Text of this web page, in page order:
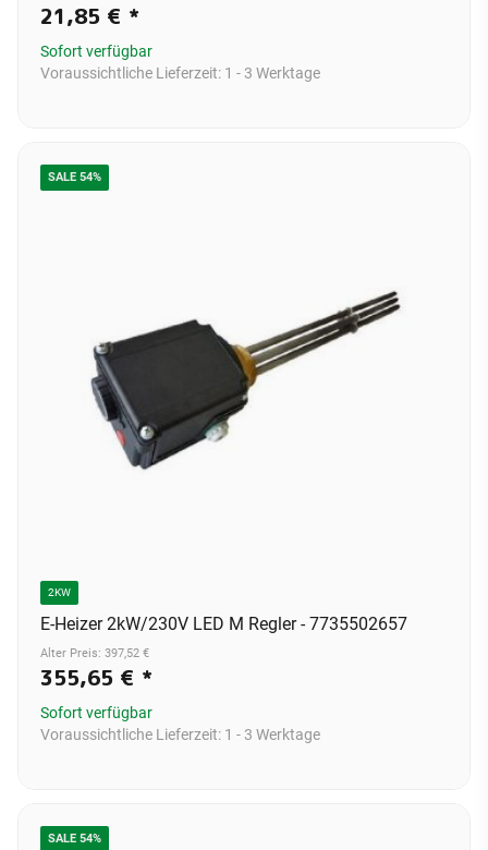
21,85 € *
Sofort verfügbar
Voraussichtliche Lieferzeit: 1 - 3 Werktage
SALE 54%
2KW
E-Heizer 2kW/230V LED M Regler - 7735502657
Alter Preis: 397,52 €
355,65 € *
Sofort verfügbar
Voraussichtliche Lieferzeit: 1 - 3 Werktage
SALE 54%